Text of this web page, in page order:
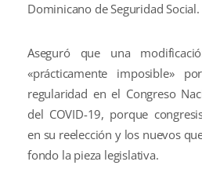
Dominicano de Seguridad Social.
Aseguró que una
«prácticamente imposible»
regularidad en el Congreso
del COVID-19, porque
en su reelección y los nuevos
fondo la pieza legislativa.